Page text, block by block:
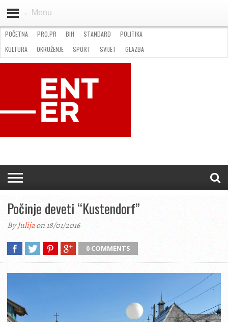
←Menu
STANDARD
GOSPODARSTVO
OKRUŽENJE
POČETNA PRO.PR BIH STANDARD
POLITIKA
KULTURA
OKRUŽENJE SPORT SVIJET
GLAZBA
NATJEČAJI
FILMING LOCATION IN BH KONTAKT
Počinje deveti “Kustendorf”
ByJulijaon 18/01/2016
0 COMMENTS